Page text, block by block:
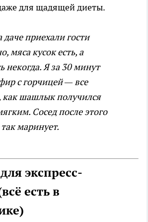
для щадящей диеты.
приехали гости
мяса кусок есть, а
некогда. Я за 30 минут
с горчицей — все
как шашлык получился
Сосед после этого
маринует.
экспресс-
есть в